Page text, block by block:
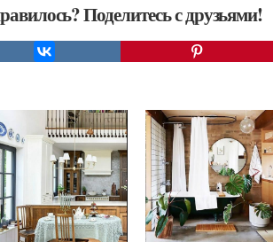
Поделитесь с друзьями!